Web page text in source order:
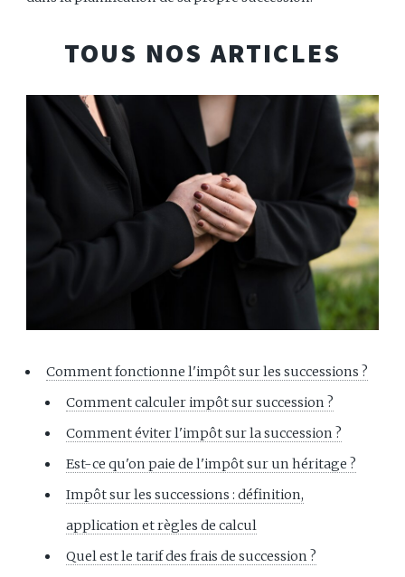
TOUS NOS ARTICLES
Comment fonctionne l'impôt sur les successions ?
Comment calculer impôt sur succession ?
Comment éviter l'impôt sur la succession ?
Est-ce qu'on paie de l'impôt sur un héritage ?
Impôt sur les successions : définition,
application et règles de calcul
Quel est le tarif des frais de succession ?